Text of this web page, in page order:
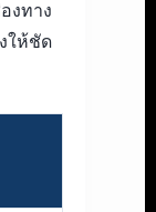
งทาง
ให้ชัด